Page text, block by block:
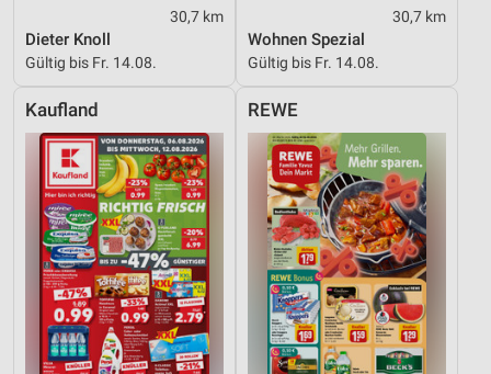
30,7 km
Dieter Knoll
Gültig bis Fr. 14.08.
30,7 km
Wohnen Spezial
Gültig bis Fr. 14.08.
Kaufland REWE